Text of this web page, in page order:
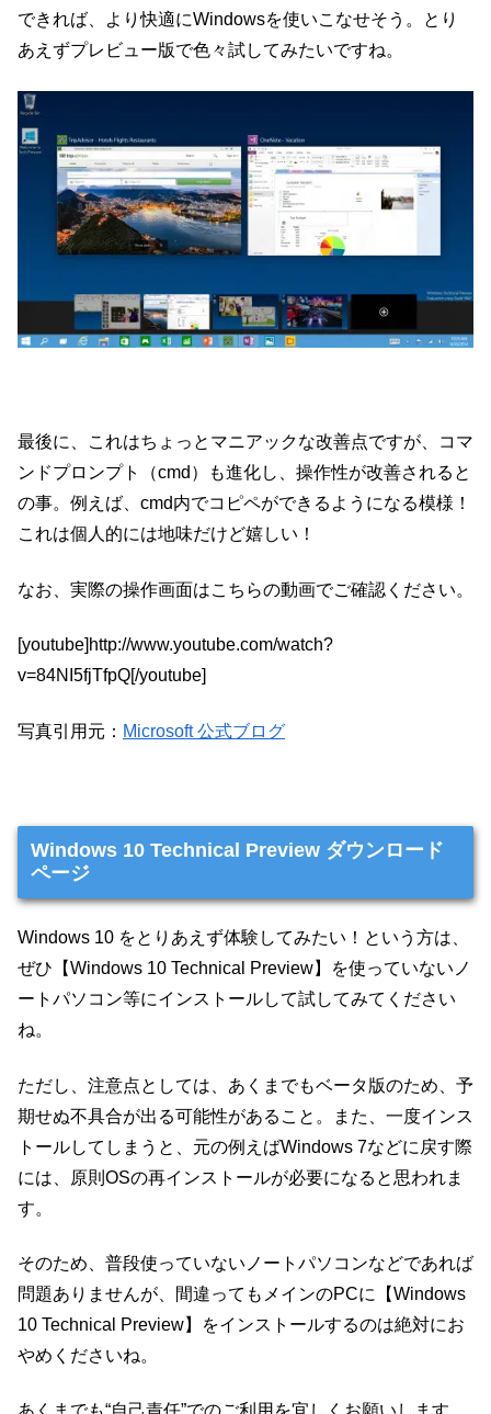
できれば、より快適にWindowsを使いこなせそう。とり
あえずプレビュー版で色々試してみたいですね。
最後に、これはちょっとマニアックな改善点ですが、コマ
ンドプロンプト（cmd）も進化し、操作性が改善されると
の事。例えば、cmd内でコピペができるようになる模様！
これは個人的には地味だけど嬉しい！
なお、実際の操作画面はこちらの動画でご確認ください。
[youtube]http://www.youtube.com/watch?
v=84NI5fjTfpQ[/youtube]
写真引用元： Microsoft 公式ブログ
Windows 10 Technical Preview ダウンロード
ページ
Windows 10 をとりあえず体験してみたい！という方は、
ぜひ【Windows 10 Technical Preview】を使っていないノ
ートパソコン等にインストールして試してみてください
ね。
ただし、注意点としては、あくまでもベータ版のため、予
期せぬ不具合が出る可能性があること。また、一度インス
トールしてしまうと、元の例えばWindows 7などに戻す際
には、原則OSの再インストールが必要になると思われま
す。
そのため、普段使っていないノートパソコンなどであれば
問題ありませんが、間違ってもメインのPCに【Windows
10 Technical Preview】をインストールするのは絶対にお
やめくださいね。